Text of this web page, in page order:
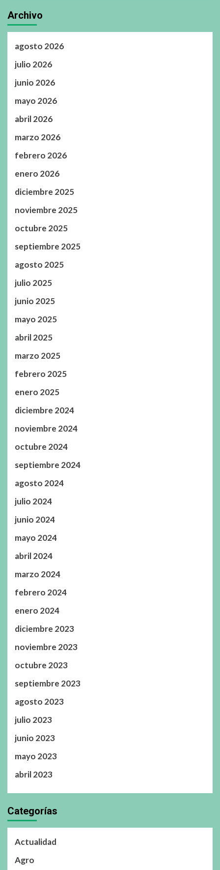
Archivo
agosto 2026
julio 2026
junio 2026
mayo 2026
abril 2026
marzo 2026
febrero 2026
enero 2026
diciembre 2025
noviembre 2025
octubre 2025
septiembre 2025
agosto 2025
julio 2025
junio 2025
mayo 2025
abril 2025
marzo 2025
febrero 2025
enero 2025
diciembre 2024
noviembre 2024
octubre 2024
septiembre 2024
agosto 2024
julio 2024
junio 2024
mayo 2024
abril 2024
marzo 2024
febrero 2024
enero 2024
diciembre 2023
noviembre 2023
octubre 2023
septiembre 2023
agosto 2023
julio 2023
junio 2023
mayo 2023
abril 2023
Categorías
Actualidad
Agro